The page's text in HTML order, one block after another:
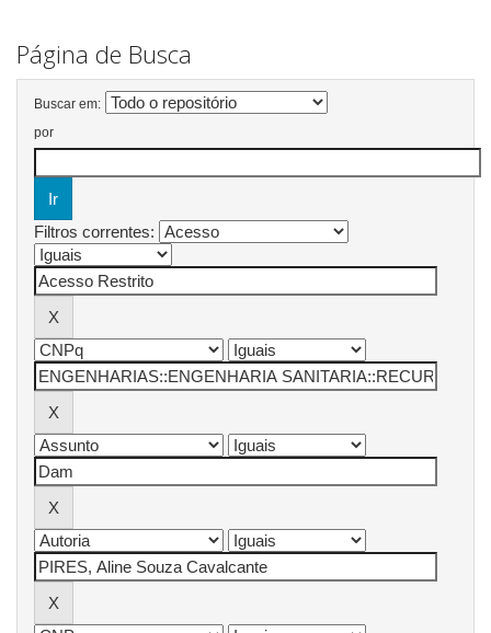
Página de Busca
Buscar em:
por
Filtros correntes: